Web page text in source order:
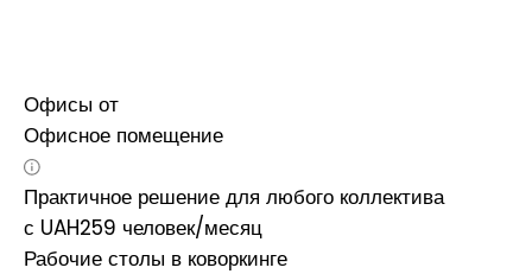
Офисы от
Офисное помещение
Практичное решение для любого коллектива
с UAH259 человек/месяц
Рабочие столы в коворкинге